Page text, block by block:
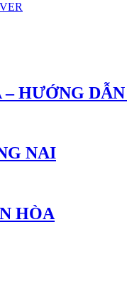
HƯỚNG
NAI
HÒA